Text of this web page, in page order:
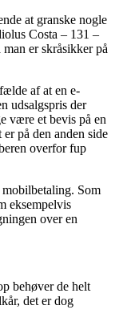
at granske nogle
Costa – 131 –
er skråsikker på
af at en e-
udsalgspris der
være et bevis på en
på den anden side
overfor fup
Som
eksempelvis
over en
behøver de helt
det er dog